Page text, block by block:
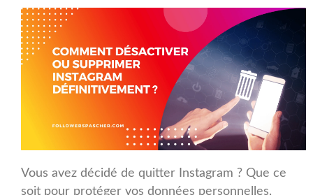
Vous avez décidé de quitter Instagram ? Que ce
soit pour protéger vos données personnelles,